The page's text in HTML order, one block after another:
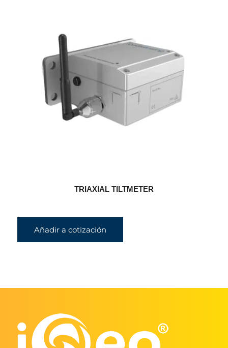
TRIAXIAL TILTMETER
Añadir a cotización